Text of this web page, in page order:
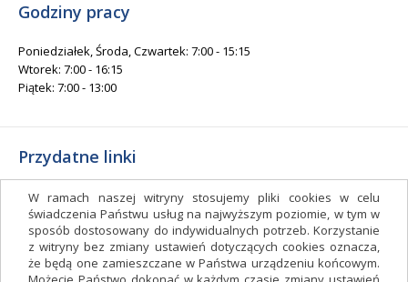
W ramach naszej witryny stosujemy pliki cookies w celu
świadczenia Państwu usług na najwyższym poziomie, w tym w
sposób dostosowany do indywidualnych potrzeb. Korzystanie
z witryny bez zmiany ustawień dotyczących cookies oznacza,
że będą one zamieszczane w Państwa urządzeniu końcowym.
Godziny pracy
Poniedziałek, Środa, Czwartek: 7:00 - 15:15
Wtorek: 7:00 - 16:15
Piątek: 7:00 - 13:00
Przydatne linki
Gminny Ośrodek Kultury i Sportu
Gminna Biblioteka Publiczna
facebook.com/gminagrudziadz
Deklaracja dostępności